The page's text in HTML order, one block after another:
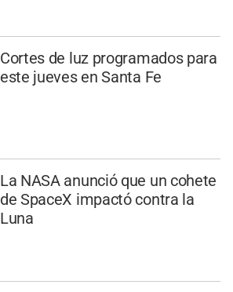
Cortes de luz programados para
este jueves en Santa Fe
La NASA anunció que un cohete
de SpaceX impactó contra la
Luna